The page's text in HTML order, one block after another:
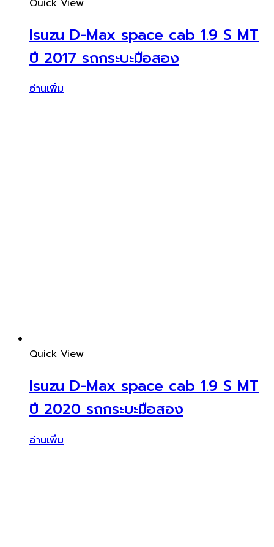
Isuzu D-Max space cab 1.9 S MT
ปี 2017 รถกระบะมือสอง
อ่านเพิ่ม
Quick View
Isuzu D-Max space cab 1.9 S MT
ปี 2020 รถกระบะมือสอง
อ่านเพิ่ม